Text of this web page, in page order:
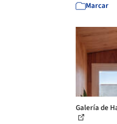
Marcar
Galería de